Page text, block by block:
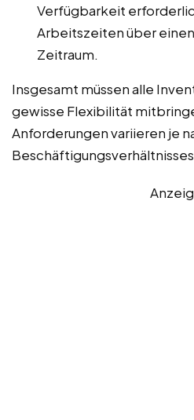
Verfügbarkeit
Arbeitszeiten über
Zeitraum.
Insgesamt müssen alle
gewisse Flexibilität
Anforderungen variieren je